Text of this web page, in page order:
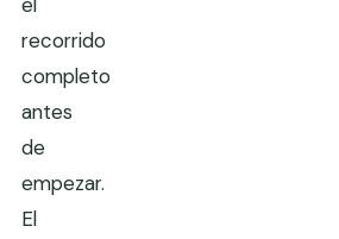
recorrido
completo
antes
de
empezar.
El